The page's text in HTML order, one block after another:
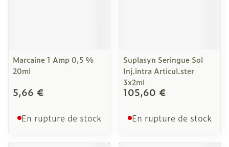
Marcaine 1 Amp 0,5 %
20ml
5,66 €
En rupture de stock
Suplasyn Seringue Sol
Inj.intra Articul.ster
3x2ml
105,60 €
En rupture de stock